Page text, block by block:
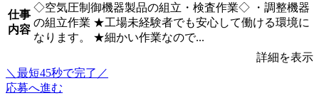
仕事
内容
◇空気圧制御機器製品の組立・検査作業◇ ・調整機器
の組立作業 ★工場未経験者でも安心して働ける環境に
なります。 ★細かい作業なので...
詳細を表示
＼最短45秒で完了／
応募へ進む